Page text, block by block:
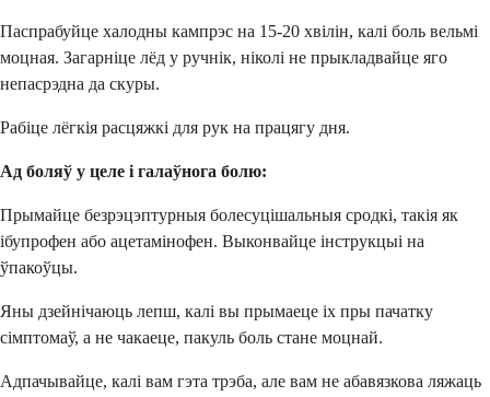
Паспрабуйце халодны кампрэс на 15-20 хвілін, калі боль вельмі
моцная. Загарніце лёд у ручнік, ніколі не прыкладвайце яго
непасрэдна да скуры.
Рабіце лёгкія расцяжкі для рук на працягу дня.
Ад боляў у целе і галаўнога болю:
Прымайце безрэцэптурныя болесуцішальныя сродкі, такія як
ібупрофен або ацетамінофен. Выконвайце інструкцыі на
ўпакоўцы.
Яны дзейнічаюць лепш, калі вы прымаеце іх пры пачатку
сімптомаў, а не чакаеце, пакуль боль стане моцнай.
Адпачывайце, калі вам гэта трэба, але вам не абавязкова ляжаць